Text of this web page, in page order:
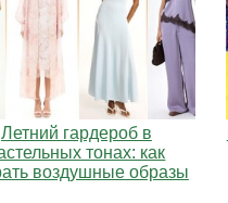
Летний гардероб в
тонах: как
воздушные образы